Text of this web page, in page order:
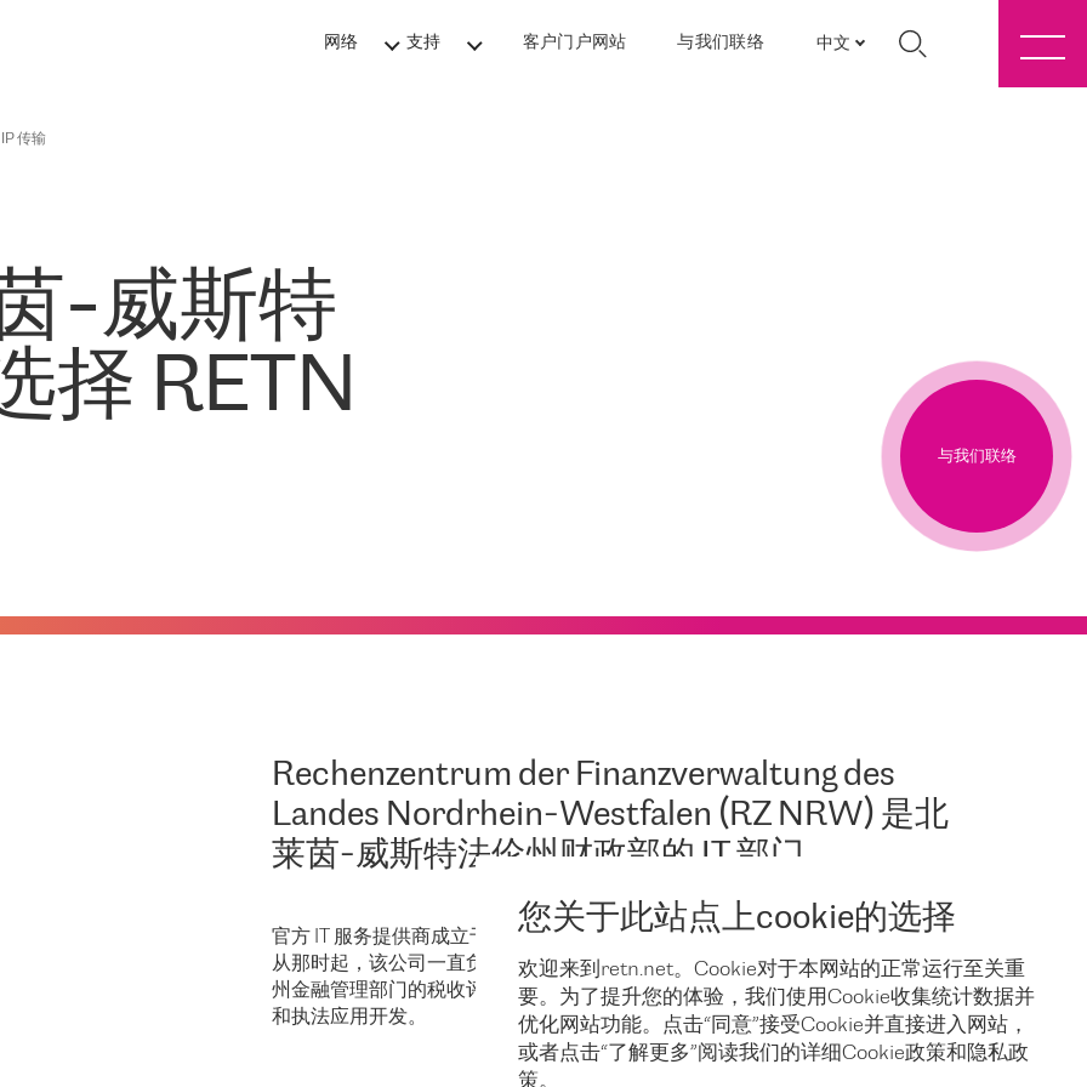
网络 支持 客户门户网站 与我们联络 中文
您关于此站点上cookie的选择
欢迎来到retn.net。Cookie对于本网站的正常运行至关重
要。为了提升您的体验，我们使用Cookie收集统计数据并
优化网站功能。点击“同意”接受Cookie并直接进入网站，
或者点击“了解更多”阅读我们的详细Cookie政策和隐私政
策。
传输
-威斯特
择 RETN
与我们联络
Rechenzentrum der Finanzverwaltung des
Landes Nordrhein-Westfalen (RZ NRW) 是北
莱茵-威斯特法伦州财政部的 IT 部门。
官方 IT 服务提供商成立于 1957 年，
从那时起，该公司一直负责联邦各
州金融管理部门的税收评估、审计
和执法应用开发。
RZ NRW 还施行了电子所得税卡的
创新项目。